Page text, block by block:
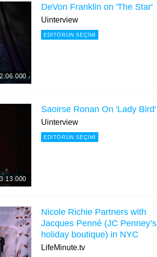
DeVon Franklin on 'The Star'
Uinterview
EDITÖRÜN SEÇIMI
Saoirse Ronan On 'Lady Bird'
Uinterview
EDITÖRÜN SEÇIMI
Nicole Richie Partners with
Jacques Penné (JC Penney’s
holiday boutique) in NYC
LifeMinute.tv